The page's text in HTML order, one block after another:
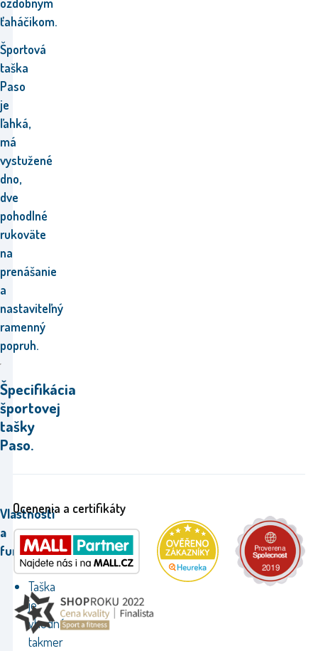
ťaháčikom.
Športová
taška
Paso
je
ľahká,
má
vystužené
dno,
dve
pohodlné
rukoväte
na
prenášanie
a
nastaviteľný
ramenný
popruh.
Špecifikácia
športovej
tašky
Paso.
Vlastnosti
a
funkcie:
Taška
je
vhodná
takmer
Ocenenia a certifikáty